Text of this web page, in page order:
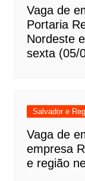
Vaga de
Portaria
Nordeste
sexta (05/
Salvador e
Vaga de
empresa
e região